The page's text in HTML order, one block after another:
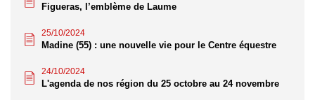
Figueras, l’emblème de Laume
25/10/2024
Madine (55) : une nouvelle vie pour le Centre équestre
24/10/2024
L'agenda de nos région du 25 octobre au 24 novembre